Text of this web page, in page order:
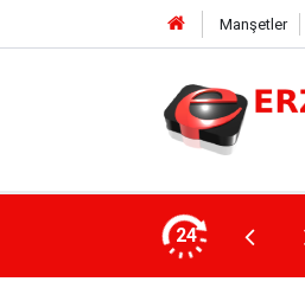
Manşetler
24
dalgıca tutuklama